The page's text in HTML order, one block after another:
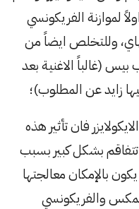
لموازنة الفريكونسي
وللتخلص ايضاً من
(غالباً الاغنية بعد
زايد عن المطلوب)؛
فان تأثير هذه
بشكل كبير بسبب
بالإمكان معالجتها
والفريكونسي